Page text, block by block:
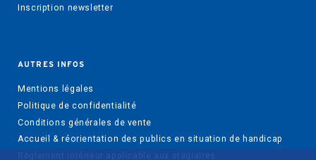
Inscription newsletter
AUTRES INFOS
Mentions légales
Politique de confidentialité
Conditions générales de vente
Accueil & réorientation des publics en situation de handicap
Règlement intérieur applicable aux stagiaires